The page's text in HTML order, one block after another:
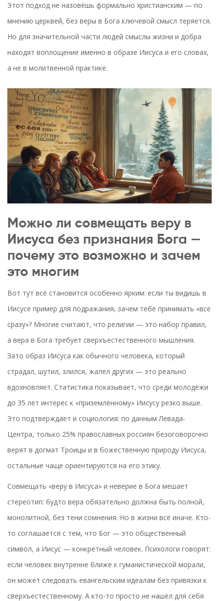
Этот подход не назовёшь формально христианским — по
мнению церквей, без веры в Бога ключевой смысл теряется.
Но для значительной части людей смыслы жизни и добра
находят воплощение именно в образе Иисуса и его словах,
а не в молитвенной практике.
Можно ли совмещать веру в
Иисуса без признания Бога —
почему это возможно и зачем
это многим
Вот тут всё становится особенно ярким: если ты видишь в
Иисусе пример для подражания, зачем тебе принимать «всё
сразу»? Многие считают, что религии — это набор правил,
а вера в Бога требует сверхъестественного мышления.
Зато образ Иисуса как обычного человека, который
страдал, шутил, злился, жалел других — это реально
вдохновляет. Статистика показывает, что среди молодёжи
до 35 лет интерес к «приземлённому» Иисусу резко выше.
Это подтверждает и социология: по данным Левада-
Центра, только 25% православных россиян безоговорочно
верят в догмат Троицы и в божественную природу Иисуса,
остальные чаще ориентируются на его этику.
Совмещать «веру в Иисуса» и неверие в Бога мешает
стереотип: будто вера обязательно должна быть полной,
монолитной, без тени сомнения. Но в жизни всё иначе. Кто-
то соглашается с тем, что Бог — это общественный
символ, а Иисус — конкретный человек. Психологи говорят:
если человек внутренне ближе к гуманистической морали,
он может следовать евангельским идеалам без привязки к
сверхъестественному. А кто-то просто не нашёл для себя